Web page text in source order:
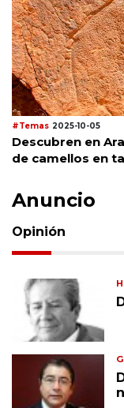
#Temas 2025-10-05
Descubren en
de camellos en
Anuncio
Opinión